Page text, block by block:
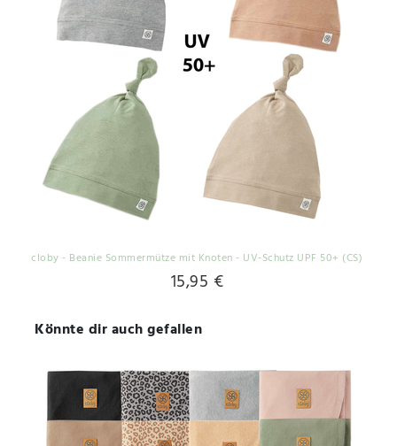
cloby - Beanie Sommermütze mit Knoten - UV-Schutz UPF 50+ (CS)
15,95 €
Könnte dir auch gefallen